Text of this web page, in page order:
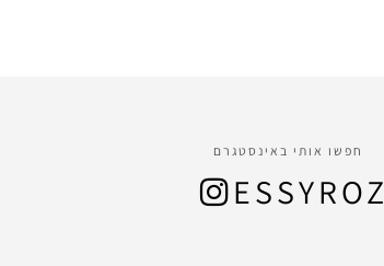
חפשו אותי באינסטגרם
ESSYROZ